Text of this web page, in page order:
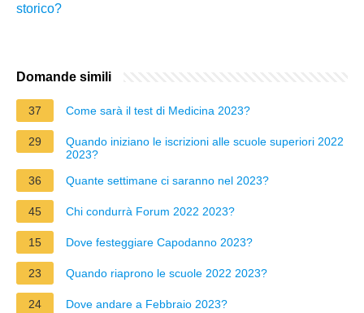
storico?
Domande simili
37 Come sarà il test di Medicina 2023?
29
Quando iniziano le iscrizioni alle scuole superiori 2022
2023?
36
Quante settimane ci saranno nel 2023?
45 Chi condurrà Forum 2022 2023?
15 Dove festeggiare Capodanno 2023?
23 Quando riaprono le scuole 2022 2023?
24 Dove andare a Febbraio 2023?